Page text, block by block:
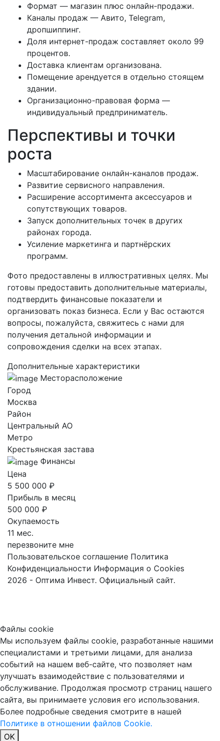
Формат — магазин плюс онлайн-продажи.
Каналы продаж — Авито, Telegram,
дропшиппинг.
Доля интернет-продаж составляет около 99
процентов.
Доставка клиентам организована.
Помещение арендуется в отдельно стоящем
здании.
Организационно-правовая форма —
индивидуальный предприниматель.
Перспективы и точки
роста
Масштабирование онлайн-каналов продаж.
Развитие сервисного направления.
Расширение ассортимента аксессуаров и
сопутствующих товаров.
Запуск дополнительных точек в других
районах города.
Усиление маркетинга и партнёрских
программ.
Фото предоставлены в иллюстративных целях. Мы
готовы предоставить дополнительные материалы,
подтвердить финансовые показатели и
организовать показ бизнеса. Если у Вас остаются
вопросы, пожалуйста, свяжитесь с нами для
получения детальной информации и
сопровождения сделки на всех этапах.
Дополнительные характеристики
Месторасположение
Город
Москва
Район
Центральный AO
Метро
Крестьянская застава
Финансы
Цена
5 500 000 ₽
Прибыль в месяц
500 000 ₽
Окупаемость
11 мес.
перезвоните мне
Пользовательское соглашение Политика
Конфиденциальности Информация о Cookies
2026 - Оптима Инвест. Официальный сайт.
Файлы cookie
Мы используем файлы cookie, разработанные нашими
специалистами и третьими лицами, для анализа
событий на нашем веб-сайте, что позволяет нам
улучшать взаимодействие с пользователями и
обслуживание. Продолжая просмотр страниц нашего
сайта, вы принимаете условия его использования.
Более подробные сведения смотрите в нашей
Политике в отношении файлов Cookie.
OK